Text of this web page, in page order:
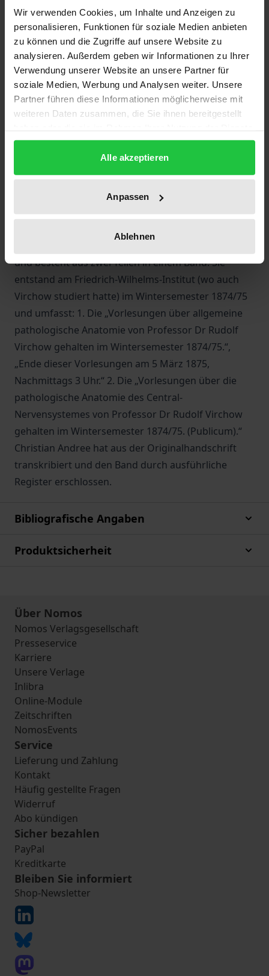
Wir verwenden Cookies, um Inhalte und Anzeigen zu
personalisieren, Funktionen für soziale Medien anbieten
zu können und die Zugriffe auf unsere Website zu
analysieren. Außerdem geben wir Informationen zu Ihrer
Verwendung unserer Website an unsere Partner für
soziale Medien, Werbung und Analysen weiter. Unsere
Partner führen diese Informationen möglicherweise mit
weiteren Daten zusammen, die Sie ihnen bereitgestellt
gesammelt haben.
Alle akzeptieren
Anpassen
Ablehnen
uns aus ihm an handschriftlichen Zeugnissen
überliefert ist, so staunt man zunächst, dass uns aus
den späteren Jahren dieser Vorlesungstätigkeit
relativ wenige handschriftliche Studenten-
Nachschriften überliefert sind. Im vorliegenden
Bande handelt es sich um Vorlesungen aus der
mittleren Periode von Virchows medizinischer
anthropologisch-ethnologisch-prähistorische
Arbeiten vielfältig belastet war, aber bei seinem
Pflichtgefühl es sich nicht nehmen ließ, in jedem
Semester mehrere Vorlesungen über Pathologische
Anatomie und daneben noch Spezialvorlesungen
und besteht aus zwei Teilen in einem Band. Sie
entstand am Friedrich-Wilhelms-Institut (wo auch
Virchow studiert hatte) im Wintersemester 1874/75
und umfasst: 1. Die „Vorlesungen über allgemeine
pathologische Anatomie von Professor Dr Rudolf
Virchow gehalten im Wintersemester 1874/75.“,
„Ende dieser Vorlesungen am 5 März 1875,
Nachmittags 3 Uhr.“ 2. Die „Vorlesungen über die
pathologische Anatomie des Central-
Nervensystemes von Professor Dr Rudolf Virchow
gehalten im Wintersemester 1874/75. (Publicum).“
Christian Andree hat aus der Originalhandschrift
transkribiert und den Band durch ausführliche
Register erschlossen.
Bibliografische Angaben
Produktsicherheit
Über Nomos
Nomos Verlagsgesellschaft
Presseservice
Karriere
Unsere Verlage
Inlibra
Online-Module
Zeitschriften
NomosEvents
Service
Lieferung und Zahlung
Kontakt
Häufig gestellte Fragen
Widerruf
Abo kündigen
Sicher bezahlen
PayPal
Kreditkarte
Bleiben Sie informiert
Shop-Newsletter